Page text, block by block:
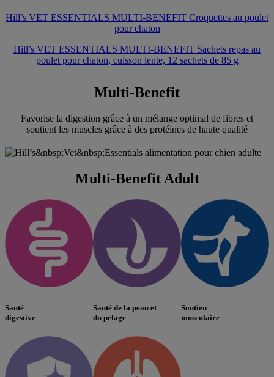
Hill’s VET ESSENTIALS MULTI-BENEFIT Croquettes au poulet
pour chaton
Hill’s VET ESSENTIALS MULTI-BENEFIT Sachets repas au
poulet pour chaton, cuisson lente, 12 sachets de 85 g
Multi-Benefit
Favorise la digestion grâce à un mélange optimal de fibres et
soutient les muscles grâce à des protéines de haute qualité
Multi-Benefit Adult
Santé
digestive
Santé de la peau et
du pelage
Soutien
musculaire